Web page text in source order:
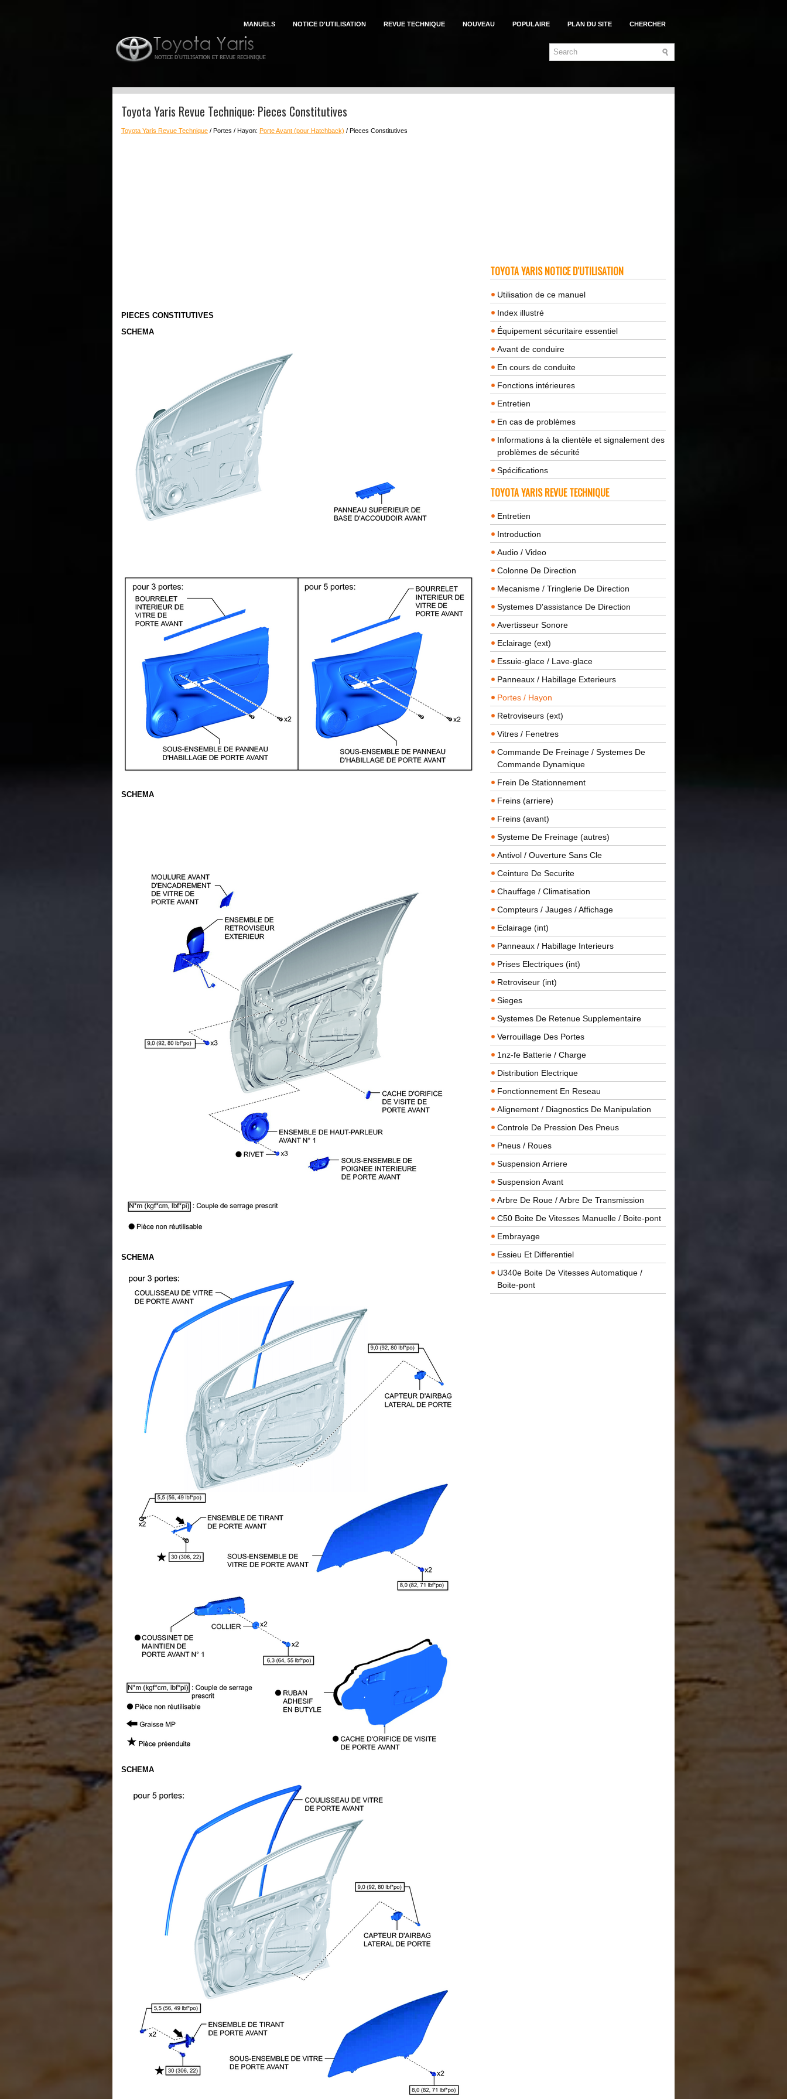
MANUELS NOTICE D'UTILISATION REVUE TECHNIQUE NOUVEAU POPULAIRE PLAN DU SITE CHERCHER
Toyota Yaris Revue Technique: Pieces Constitutives
Toyota Yaris Revue Technique / Portes / Hayon: Porte Avant (pour Hatchback) / Pieces Constitutives
PIECES CONSTITUTIVES
SCHEMA
SCHEMA
SCHEMA
SCHEMA
TOYOTA YARIS NOTICE D'UTILISATION
Utilisation de ce manuel
Index illustré
Équipement sécuritaire essentiel
Avant de conduire
En cours de conduite
Fonctions intérieures
Entretien
En cas de problèmes
Informations à la clientèle et signalement des
problèmes de sécurité
Spécifications
TOYOTA YARIS REVUE TECHNIQUE
Entretien
Introduction
Audio / Video
Colonne De Direction
Mecanisme / Tringlerie De Direction
Systemes D'assistance De Direction
Avertisseur Sonore
Eclairage (ext)
Essuie-glace / Lave-glace
Panneaux / Habillage Exterieurs
Portes / Hayon
Retroviseurs (ext)
Vitres / Fenetres
Commande De Freinage / Systemes De
Commande Dynamique
Frein De Stationnement
Freins (arriere)
Freins (avant)
Systeme De Freinage (autres)
Antivol / Ouverture Sans Cle
Ceinture De Securite
Chauffage / Climatisation
Compteurs / Jauges / Affichage
Eclairage (int)
Panneaux / Habillage Interieurs
Prises Electriques (int)
Retroviseur (int)
Sieges
Systemes De Retenue Supplementaire
Verrouillage Des Portes
1nz-fe Batterie / Charge
Distribution Electrique
Fonctionnement En Reseau
Alignement / Diagnostics De Manipulation
Controle De Pression Des Pneus
Pneus / Roues
Suspension Arriere
Suspension Avant
Arbre De Roue / Arbre De Transmission
C50 Boite De Vitesses Manuelle / Boite-pont
Embrayage
Essieu Et Differentiel
U340e Boite De Vitesses Automatique /
Boite-pont